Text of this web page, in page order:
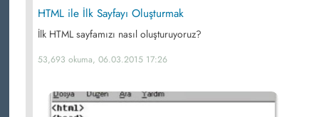
HTML ile İlk Sayfayı Oluşturmak
İlk HTML sayfamızı nasıl oluşturuyoruz?
53,693 okuma, 06.03.2015 17:26